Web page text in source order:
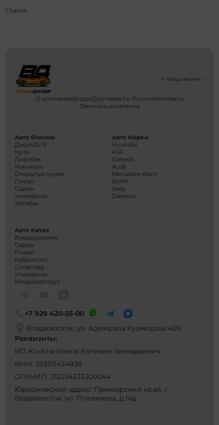
Chariot
О компанииВидеоДоставка по РоссииКонтакты
Филиалы компании
Владивосток
+7 929 420-55-00
Владивосток, ул. Адмирала Кузнецова 40Б
Реквизиты:
ИП Константинов Евгений Геннадьевич
ИНН: 253911434936
ОГРНИП: 312254333300044
Юридический адрес: Приморский край, г.
Владивосток, ул. Плеханова, д.14д
Авто Японии
Джип/SUV
Купе
Лифтбек
Минивэн
Открытый кузов
Пикап
Седан
Универсал
Хетчбек
Авто Кореи
Hyundai
KIA
Genesis
Audi
Mercedes-Benz
BMW
Jeep
Daewoo
Авто Китая
Внедорожник
Седан
Пикап
Кабриолет
Спорткар
Универсал
Микроавтобус